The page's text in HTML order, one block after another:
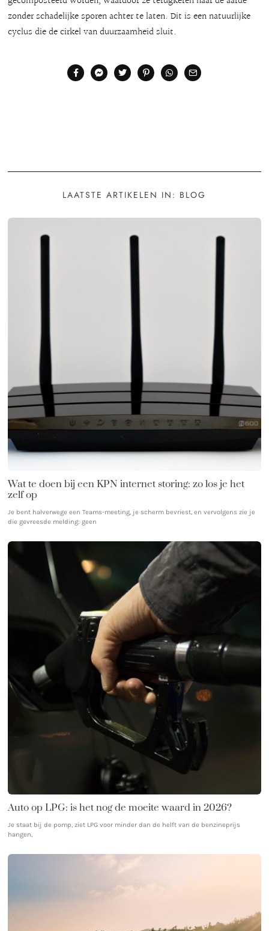
zonder schadelijke sporen achter te laten. Dit is een natuurlijke
cyclus die de cirkel van duurzaamheid sluit.
LAATSTE ARTIKELEN IN: BLOG
Wat te doen bij een KPN internet storing: zo los je het
zelf op
Je bent halverwege een Teams-meeting, je scherm bevriest, en vervolgens zie je
die gevreesde melding: geen
Auto op LPG: is het nog de moeite waard in 2026?
Je staat bij de pomp, ziet LPG voor minder dan de helft van de benzineprijs
hangen,